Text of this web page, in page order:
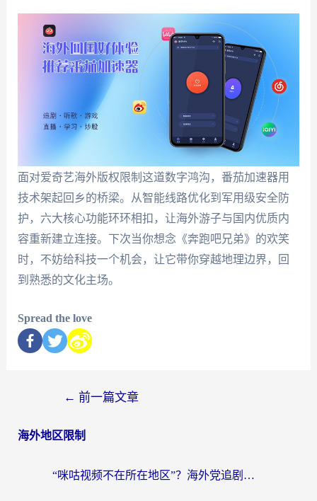
面对爱奇艺海外版权限制这道数字鸿沟，番茄加速器用
技术架起回乡的桥梁。从智能线路优化到军用级安全防
护，六大核心功能环环相扣，让海外游子与国内优质内
容重新建立连接。下次当你想念《奔跑吧兄弟》的欢笑
时，不妨给科技一个机会，让它带你穿越地理边界，回
到熟悉的文化主场。
Spread the love
← 前一篇文章
海外地区限制
“咪咕视频不在所在地区”？海外党追剧看片、炒股的救星来了！